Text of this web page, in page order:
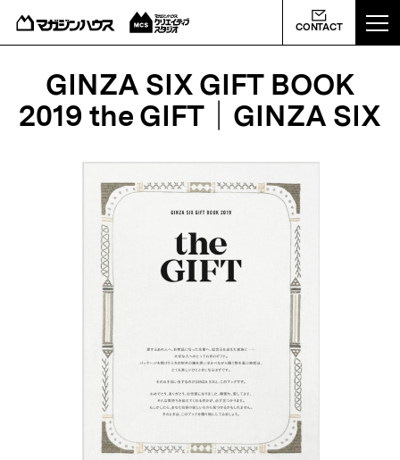
CONTACT
ABOUT US
MCS NEWS
WORKS
PROFILE
CONTACT
会社概要 よくあるご質問
GINZA SIX GIFT BOOK
2019 the GIFT｜GINZA SIX